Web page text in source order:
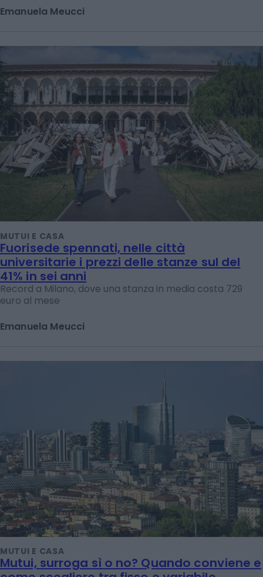
Emanuela Meucci
MUTUI E CASA
Fuorisede spennati, nelle città
universitarie i prezzi delle stanze sul del
41% in sei anni
Record a Milano, dove una stanza in media costa 729
euro al mese
Emanuela Meucci
MUTUI E CASA
Mutui, surroga sì o no? Quando conviene e